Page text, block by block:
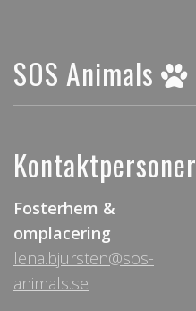
SOS Animals
Kontaktpersoner
Fosterhem &
omplacering
lena.bjursten@sos-
animals.se